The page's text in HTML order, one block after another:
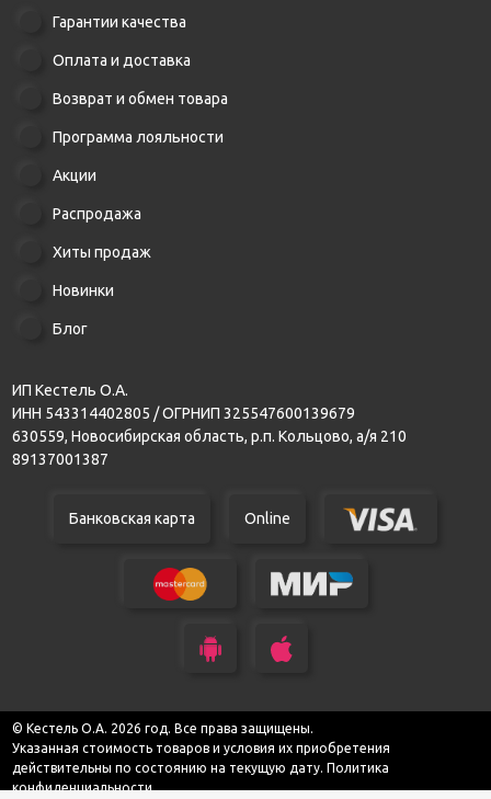
Гарантии качества
Оплата и доставка
Возврат и обмен товара
Программа лояльности
Акции
Распродажа
Хиты продаж
Новинки
Блог
ИП Кестель О.А.
ИНН 543314402805 / ОГРНИП 325547600139679
630559, Новосибирская область, р.п. Кольцово, а/я 210
89137001387
Банковская карта Online
© Кестель О.А. 2026 год. Все права защищены.
Указанная стоимость товаров и условия их приобретения
действительны по состоянию на текущую дату. Политика
конфиденциальности.